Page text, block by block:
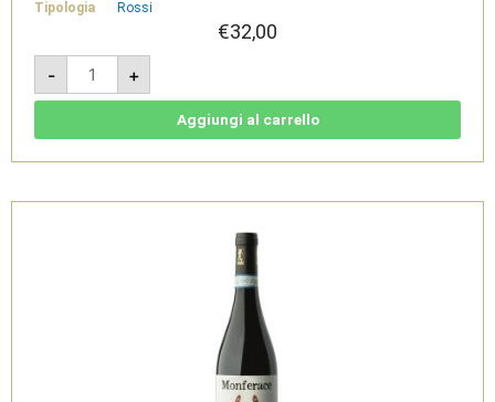
Tipologia
Rossi
€32,00
-
Sorì
Giul
2019
DOC
Tenuta
+
Aggiungi al carrello